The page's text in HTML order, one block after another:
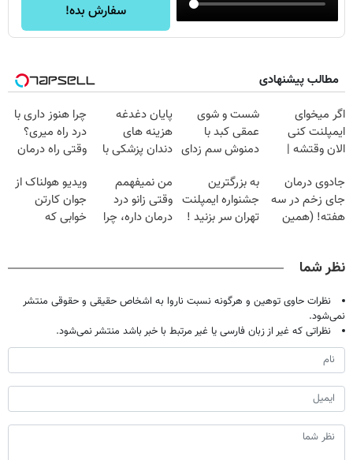
سفارش بده!
مطالب پیشنهادی
اگر میخوای
ایمپلنت کنی
الان وقتشه |
میلیون تومان!!!
شست و شوی
عمقی کبد با
دمنوش سم زدای
پایان دغدغه
هزینه های
دندان پزشکی با
خانگی
چرا هنوز داری با
درد راه میری؟
وقتی راه درمان
جادوی درمان
جای زخم در سه
هفته! (همین
به بزرگترین
جشنواره ایمپلنت
تهران سر بزنید !
من نمیفهمم
وقتی زانو درد
درمان داره، چرا
ویدیو هولناک از
جوان کارتن
خوابی که
نظر شما
نظرات حاوی توهین و هرگونه نسبت ناروا به اشخاص حقیقی و حقوقی منتشر
نمی‌شود.
نظراتی که غیر از زبان فارسی یا غیر مرتبط با خبر باشد منتشر نمی‌شود.